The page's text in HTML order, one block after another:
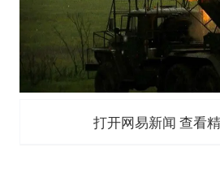
打开网易新闻 查看